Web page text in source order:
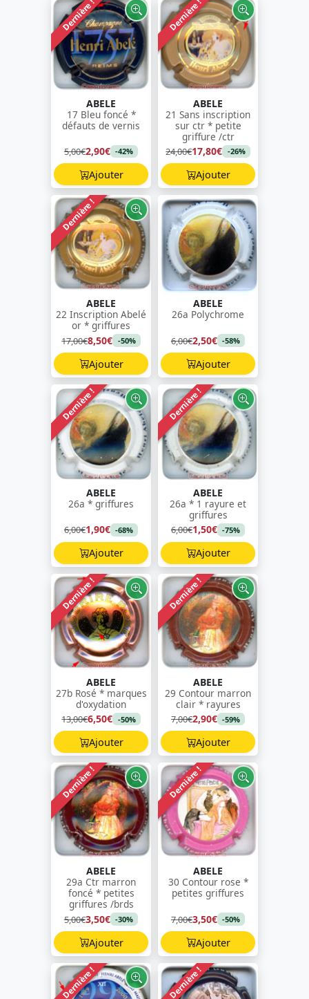
Dernière !
ABELE
17 Bleu foncé *
défauts de vernis
5,00€2,90€ -42%
Ajouter
Dernière !
ABELE
21 Sans inscription
sur ctr * petite
griffure /ctr
24,00€17,80€ -26%
Ajouter
Dernière !
ABELE
22 Inscription Abelé
or * griffures
17,00€8,50€ -50%
Ajouter
ABELE
26a Polychrome
6,00€2,50€ -58%
Ajouter
Dernière !
ABELE
26a * griffures
6,00€1,90€ -68%
Ajouter
Dernière !
ABELE
26a * 1 rayure et
griffures
6,00€1,50€ -75%
Ajouter
Dernière !
ABELE
27b Rosé * marques
d'oxydation
13,00€6,50€ -50%
Ajouter
Dernière !
ABELE
29 Contour marron
clair * rayures
7,00€2,90€ -59%
Ajouter
Dernière !
ABELE
29a Ctr marron
foncé * petites
griffures /brds
5,00€3,50€ -30%
Ajouter
Dernière !
ABELE
30 Contour rose *
petites griffures
7,00€3,50€ -50%
Ajouter
Dernière ! Dernière !